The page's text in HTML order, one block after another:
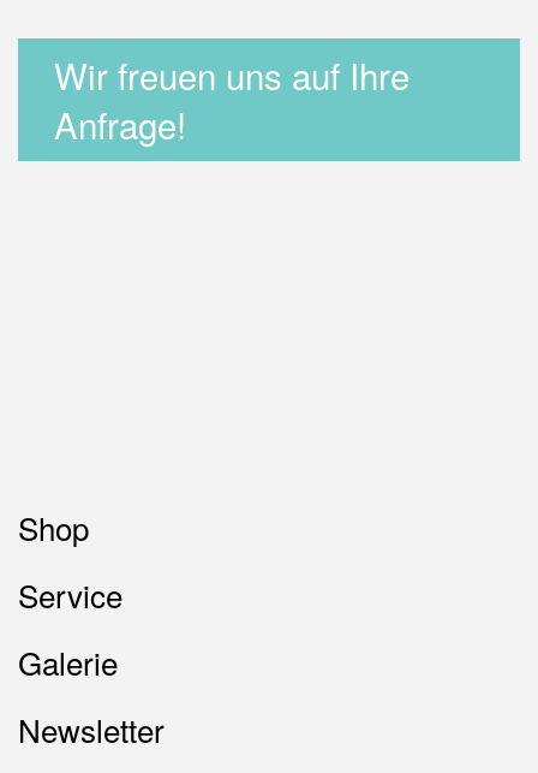
Wir freuen uns auf Ihre
Anfrage!
Shop
Service
Galerie
Newsletter